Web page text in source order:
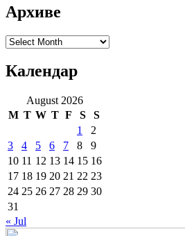
Архиве
Архиве
Календар
August 2026
M T W T F S
S
1
2
3
4 5 6 7 8
9
10 11 12 13 14 15 16
17 18 19 20 21 22 23
24 25 26 27 28 29 30
31
« Jul